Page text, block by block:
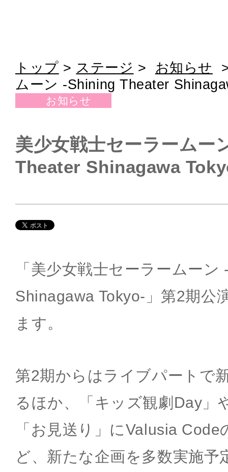
トップ > ステージ > お知らせ
ムーン -Shining Theater
お知らせ
美少女戦士セーラームー
Theater Shinagawa
「美少女戦士セーラームー
Shinagawa Tokyo-」第2期公
ます。
第2期からはライブパートで
るほか、「キッズ観劇Day」
「お見送り」にValusia
ど、新たな企画を多数実施予